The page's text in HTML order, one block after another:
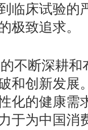
临床试验的
极致追求。
不断深耕和
和创新发展
化的健康需
于为中国消